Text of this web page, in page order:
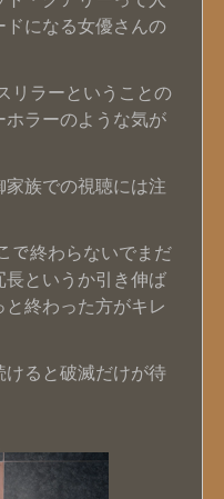
ドになる女優さんの
リラーということの
ホラーのような気が
家族での視聴には注
で終わらないでまだ
というか引き伸ば
と終わった方がキレ
けると破滅だけが待